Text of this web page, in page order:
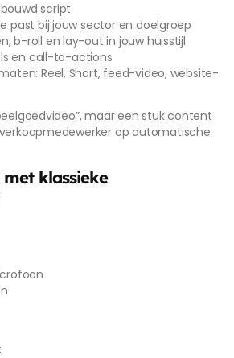
script
past bij jouw sector en doelgroep
b-roll en lay-out in jouw huisstijl
en call-to-actions
Reel, Short, feed-video, website-
maar een stuk content
op automatische
met klassieke